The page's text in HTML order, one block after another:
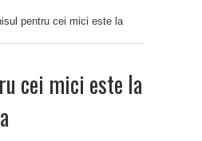
pentru cei mici este la
cei mici este la